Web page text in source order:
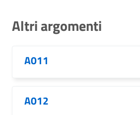
Altri argomenti
A011
A012